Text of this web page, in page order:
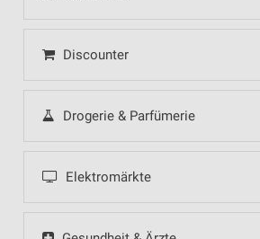
Discounter
Drogerie & Parfümerie
Elektromärkte